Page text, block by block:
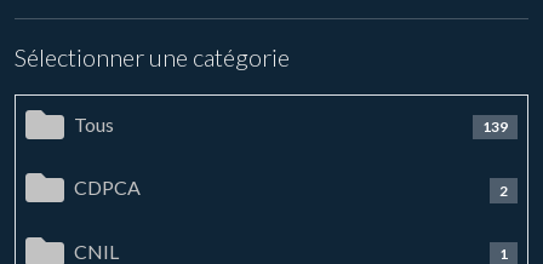
Sélectionner une catégorie
Tous 139
CDPCA 2
CNIL 1